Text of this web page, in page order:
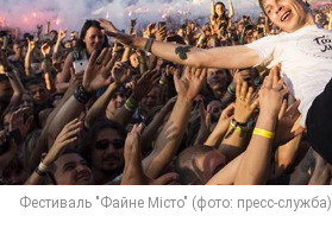
Фестиваль "Файне Місто" (фото: пресс-служба)